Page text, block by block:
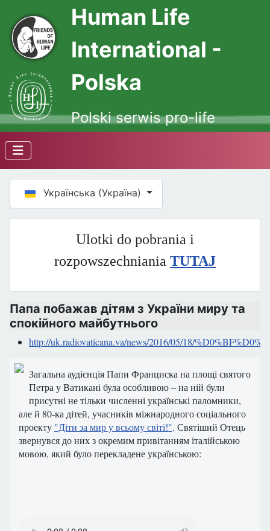
Human Life
International -
Polska
Polski serwis pro-life
Оберіть свою мову
Українська (Україна)
Ulotki do pobrania i
rozpowszechniania TUTAJ
Папа побажав дітям з України миру та
спокійного майбутнього
http://uk.radiovaticana.va/news/2016/05/18/
Загальна аудієнція Папи Франциска на площі святого
Петра у Ватикані була особливою – на ній були
присутні не тільки численні українські паломники,
але й 80-ка дітей, учасників міжнародного соціального
проекту "Діти за мир у всьому світі!". Святіший Отець
звернувся до них з окремим привітанням італійською
мовою, який було перекладене українською: